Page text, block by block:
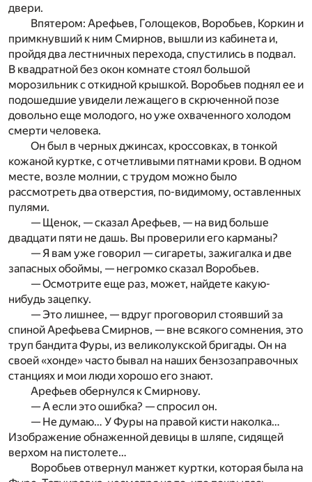
двери.
Впятером: Арефьев, Голощеков, Воробьев, Коркин и
примкнувший к ним Смирнов, вышли из кабинета и,
пройдя два лестничных перехода, спустились в подвал.
В квадратной без окон комнате стоял большой
морозильник с откидной крышкой. Воробьев поднял ее и
подошедшие увидели лежащего в скрюченной позе
довольно еще молодого, но уже охваченного холодом
смерти человека.
Он был в черных джинсах, кроссовках, в тонкой
кожаной куртке, с отчетливыми пятнами крови. В одном
месте, возле молнии, с трудом можно было
рассмотреть два отверстия, по-видимому, оставленных
пулями.
— Щенок, — сказал Арефьев, — на вид больше
двадцати пяти не дашь. Вы проверили его карманы?
— Я вам уже говорил — сигареты, зажигалка и две
запасных обоймы, — негромко сказал Воробьев.
— Осмотрите еще раз, может, найдете какую-
нибудь зацепку.
— Это лишнее, — вдруг проговорил стоявший за
спиной Арефьева Смирнов, — вне всякого сомнения, это
труп бандита Фуры, из великолукской бригады. Он на
своей «хонде» часто бывал на наших бензозаправочных
станциях и мои люди хорошо его знают.
Арефьев обернулся к Смирнову.
— А если это ошибка? — спросил он.
— Не думаю… У Фуры на правой кисти наколка…
Изображение обнаженной девицы в шляпе, сидящей
верхом на пистолете…
Воробьев отвернул манжет куртки, которая была на